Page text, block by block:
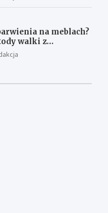
na meblach?
walki z